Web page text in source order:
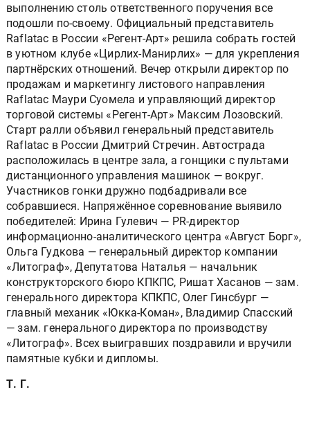
выполнению столь ответственного поручения все
подошли по-своему. Официальный представитель
Raflatac в России «Регент-Арт» решила собрать гостей
в уютном клубе «Цирлих-Манирлих» — для укрепления
партнёрских отношений. Вечер открыли директор по
продажам и маркетингу листового направления
Raflatac Маури Суомела и управляющий директор
торговой системы «Регент-Арт» Максим Лозовский.
Старт ралли объявил генеральный представитель
Raflatac в России Дмитрий Стречин. Автострада
расположилась в центре зала, а гонщики с пультами
дистанционного управления машинок — вокруг.
Участников гонки дружно подбадривали все
собравшиеся. Напряжённое соревнование выявило
победителей: Ирина Гулевич — PR-директор
информационно-аналитического центра «Август Борг»,
Ольга Гудкова — генеральный директор компании
«Литограф», Депутатова Наталья — начальник
конструкторского бюро КПКПС, Ришат Хасанов — зам.
генерального директора КПКПС, Олег Гинсбург —
главный механик «Юкка-Коман», Владимир Спасский
— зам. генерального директора по производству
«Литограф». Всех выигравших поздравили и вручили
памятные кубки и дипломы.
Т. Г.